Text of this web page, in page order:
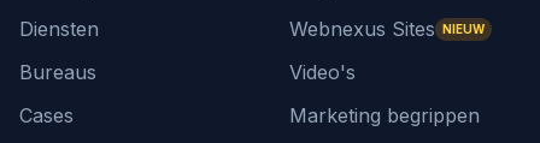
Diensten
Bureaus
Cases
Webnexus Sites NIEUW
Video's
Marketing begrippen